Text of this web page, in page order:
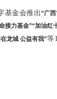
基金会推出“广
接力基金”“加油红
龙城 公益有我”等